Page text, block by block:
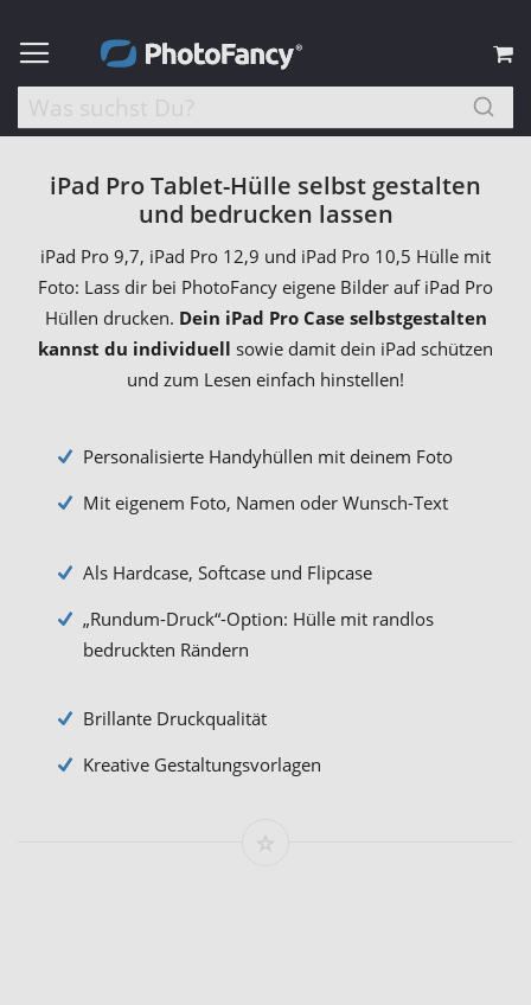
iPad Pro Tablet-Hülle selbst gestalten
und bedrucken lassen
iPad Pro 9,7, iPad Pro 12,9 und iPad Pro 10,5 Hülle mit
Foto: Lass dir bei PhotoFancy eigene Bilder auf iPad Pro
Hüllen drucken. Dein iPad Pro Case selbstgestalten
kannst du individuell sowie damit dein iPad schützen
und zum Lesen einfach hinstellen!
Personalisierte Handyhüllen mit deinem Foto
Mit eigenem Foto, Namen oder Wunsch-Text
Als Hardcase, Softcase und Flipcase
„Rundum-Druck“-Option: Hülle mit randlos
bedruckten Rändern
Brillante Druckqualität
Kreative Gestaltungsvorlagen